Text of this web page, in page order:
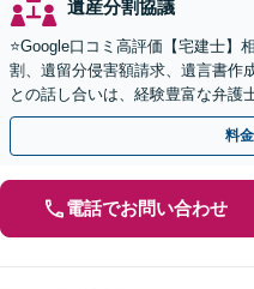
遺産分割協議
⭐️Google口コミ高評価【宅建士】
割、遺留分侵害額請求、遺言書作
との話し合いは、経験豊富な弁護
重視【予約で夜間・休日対応可】
料
電話でお問い合わせ